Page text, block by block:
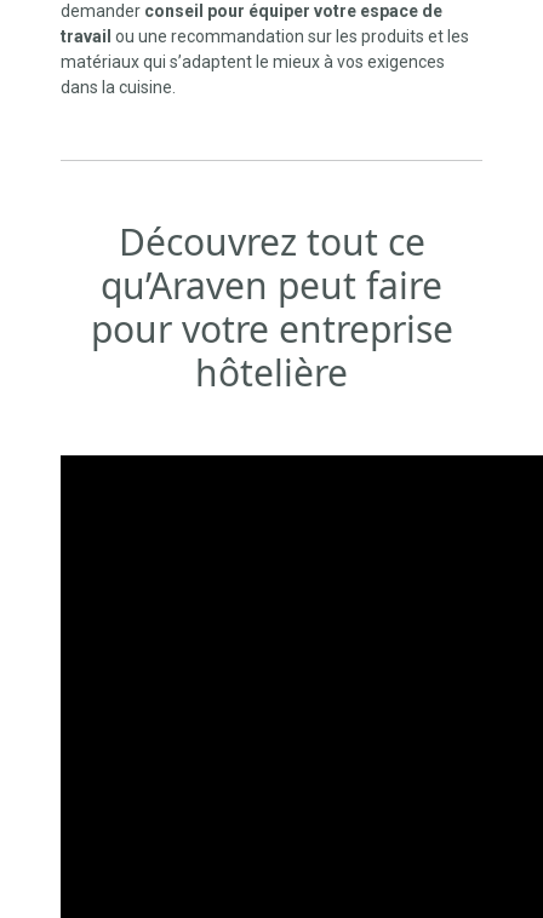
demander conseil pour équiper votre espace de
travail ou une recommandation sur les produits et les
matériaux qui s’adaptent le mieux à vos exigences
dans la cuisine.
Découvrez tout ce
qu’Araven peut faire
pour votre entreprise
hôtelière